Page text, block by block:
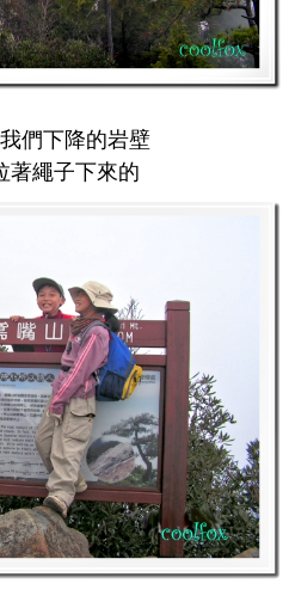
們下降的岩壁
著繩子下來的